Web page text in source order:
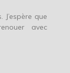
que
avec